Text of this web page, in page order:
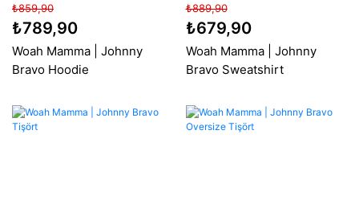
₺859,90
₺789,90
Woah Mamma | Johnny
Bravo Hoodie
₺889,90
₺679,90
Woah Mamma | Johnny
Bravo Sweatshirt